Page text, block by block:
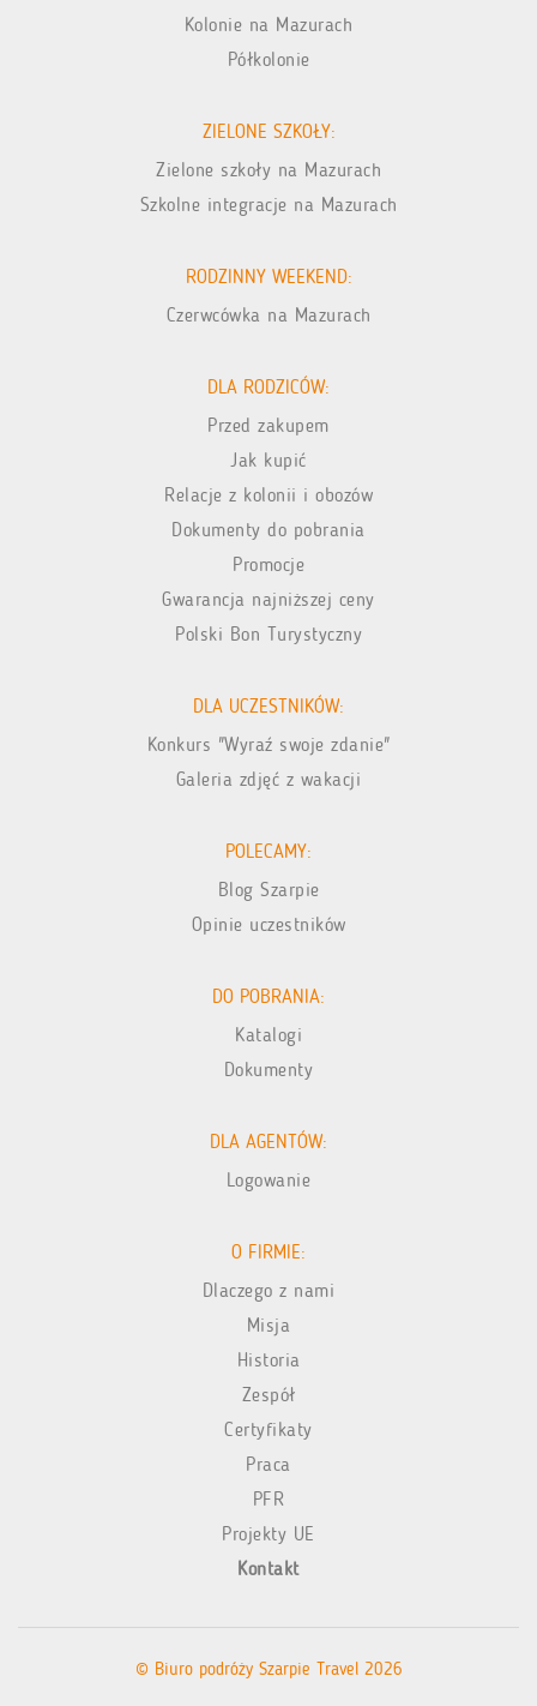
Kolonie na Mazurach
Półkolonie
ZIELONE SZKOŁY:
Zielone szkoły na Mazurach
Szkolne integracje na Mazurach
RODZINNY WEEKEND:
Czerwcówka na Mazurach
DLA RODZICÓW:
Przed zakupem
Jak kupić
Relacje z kolonii i obozów
Dokumenty do pobrania
Promocje
Gwarancja najniższej ceny
Polski Bon Turystyczny
DLA UCZESTNIKÓW:
Konkurs "Wyraź swoje zdanie"
Galeria zdjęć z wakacji
POLECAMY:
Blog Szarpie
Opinie uczestników
DO POBRANIA:
Katalogi
Dokumenty
DLA AGENTÓW:
Logowanie
O FIRMIE:
Dlaczego z nami
Misja
Historia
Zespół
Certyfikaty
Praca
PFR
Projekty UE
Kontakt
© Biuro podróży Szarpie Travel 2026